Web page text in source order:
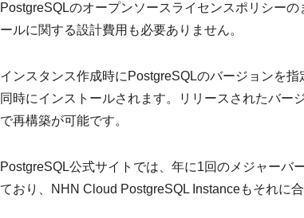
PostgreSQLのオープンソースライセンスポリシー
ールに関する設計費用も必要ありません。
インスタンス作成時にPostgreSQLのバージョンを
同時にインストールされます。リリースされたバー
で再構築が可能です。
PostgreSQL公式サイトでは、年に1回のメジャーバ
ており、NHN Cloud PostgreSQL Instanceもそれに